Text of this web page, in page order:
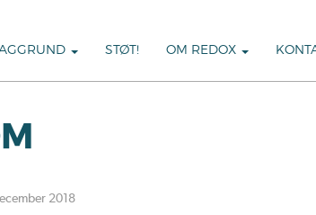
STØT! OM REDOX
2018